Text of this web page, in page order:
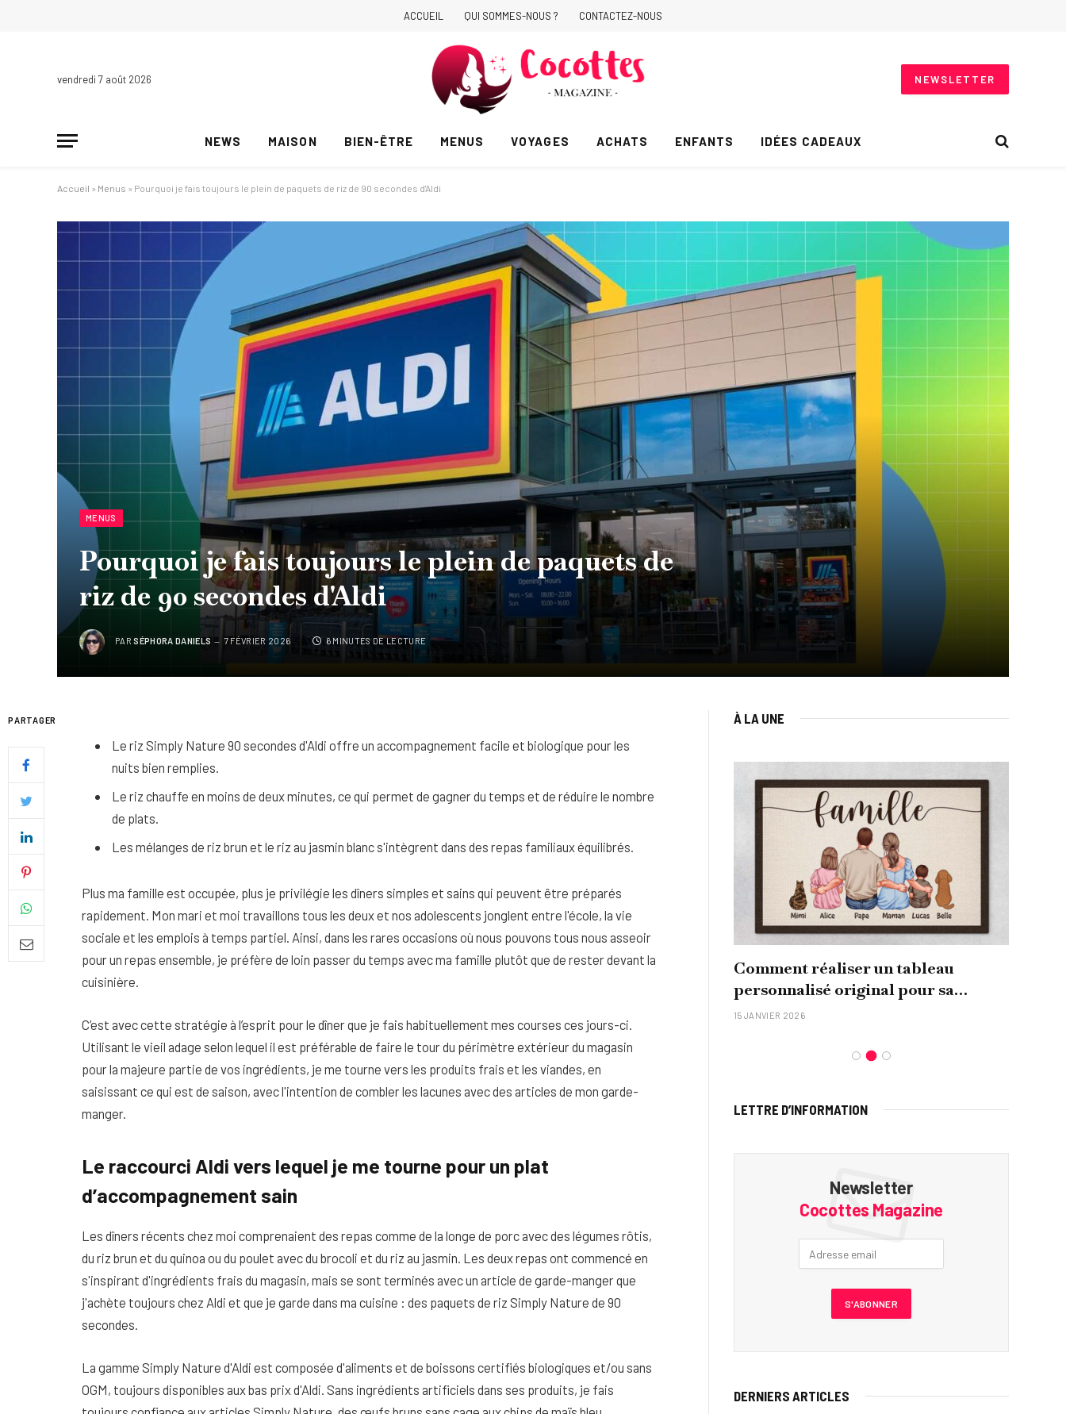
ACCUEIL QUI SOMMES-NOUS ? CONTACTEZ-NOUS
vendredi 7 août 2026 NEWSLETTER
NEWS MAISON BIEN-ÊTRE MENUS VOYAGES ACHATS ENFANTS IDÉES CADEAUX
Accueil » Menus » Pourquoi je fais toujours le plein de paquets de riz de 90 secondes d'Aldi
MENUS
Pourquoi je fais toujours le plein de paquets de
riz de 90 secondes d'Aldi
PAR SÉPHORA DANIELS 7 FÉVRIER 2026 6 MINUTES DE LECTURE
PARTAGER
Le riz Simply Nature 90 secondes d'Aldi offre un accompagnement facile et biologique pour les
nuits bien remplies.
Le riz chauffe en moins de deux minutes, ce qui permet de gagner du temps et de réduire le nombre
de plats.
Les mélanges de riz brun et le riz au jasmin blanc s'intègrent dans des repas familiaux équilibrés.
Plus ma famille est occupée, plus je privilégie les dîners simples et sains qui peuvent être préparés
rapidement. Mon mari et moi travaillons tous les deux et nos adolescents jonglent entre l'école, la vie
sociale et les emplois à temps partiel. Ainsi, dans les rares occasions où nous pouvons tous nous asseoir
pour un repas ensemble, je préfère de loin passer du temps avec ma famille plutôt que de rester devant la
cuisinière.
C’est avec cette stratégie à l’esprit pour le dîner que je fais habituellement mes courses ces jours-ci.
Utilisant le vieil adage selon lequel il est préférable de faire le tour du périmètre extérieur du magasin
pour la majeure partie de vos ingrédients, je me tourne vers les produits frais et les viandes, en
saisissant ce qui est de saison, avec l'intention de combler les lacunes avec des articles de mon garde-
manger.
Le raccourci Aldi vers lequel je me tourne pour un plat
d’accompagnement sain
Les dîners récents chez moi comprenaient des repas comme de la longe de porc avec des légumes rôtis,
du riz brun et du quinoa ou du poulet avec du brocoli et du riz au jasmin. Les deux repas ont commencé en
s'inspirant d'ingrédients frais du magasin, mais se sont terminés avec un article de garde-manger que
j'achète toujours chez Aldi et que je garde dans ma cuisine : des paquets de riz Simply Nature de 90
secondes.
La gamme Simply Nature d'Aldi est composée d'aliments et de boissons certifiés biologiques et/ou sans
OGM, toujours disponibles aux bas prix d'Aldi. Sans ingrédients artificiels dans ses produits, je fais
À LA UNE
Quel soin adopter pour une peau
uniforme et lumineuse
Peau sèche et sensible : quels soins
Comment réaliser un tableau
personnalisé original pour sa
famille ?
15 JANVIER 2026
LETTRE D’INFORMATION
Newsletter
Cocottes Magazine
DERNIERS ARTICLES